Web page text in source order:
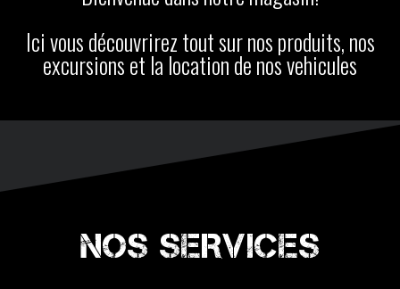
Ici vous découvrirez tout sur nos produits, nos
excursions et la location de nos vehicules
NOS SERVICES